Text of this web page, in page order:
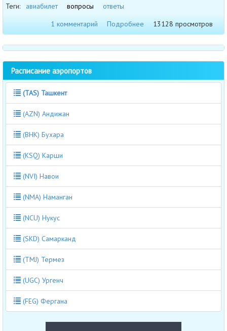
Теги: авиабилет вопросы
ответы
1 комментарий
Подробнее 13128 просмотров
Расписание аэропортов
(TAS) Ташкент
(AZN) Андижан
(BHK) Бухара
(KSQ) Карши
(NVI) Навои
(NMA) Наманган
(NCU) Нукус
(SKD) Самарканд
(TMJ) Термез
(UGC) Ургенч
(FEG) Фергана